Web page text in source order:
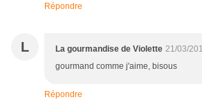
Répondre
L La gourmandise de Violette 21/03/
gourmand comme j'aime, bisous
Répondre